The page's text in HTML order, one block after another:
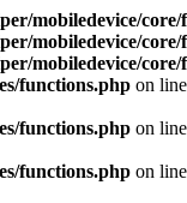
mobiledevice/
mobiledevice/
mobiledevice/
functions.php on line
functions.php on line
functions.php on line